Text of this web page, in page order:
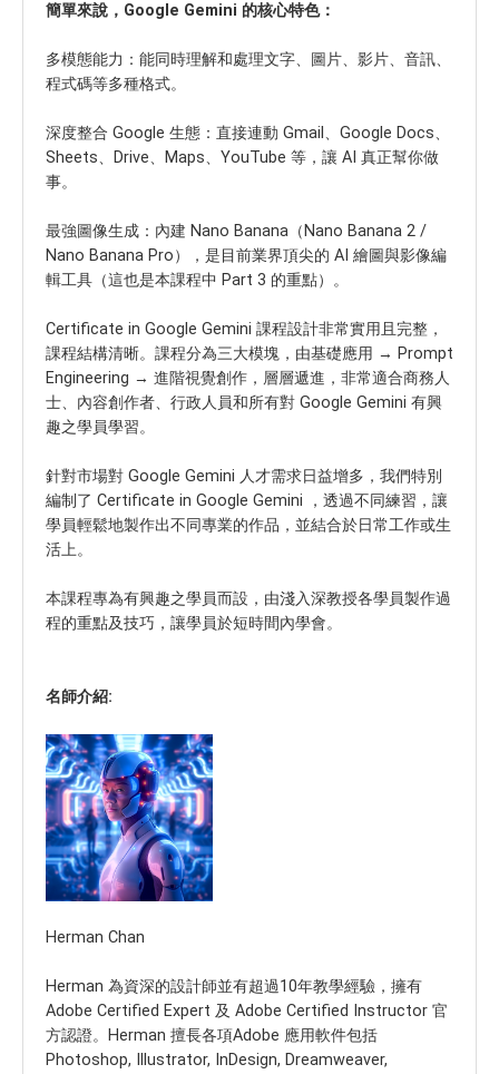
簡單來說，Google Gemini 的核心特色：
多模態能力：能同時理解和處理文字、圖片、影片、音訊、
程式碼等多種格式。
深度整合 Google 生態：直接連動 Gmail、Google Docs、
Sheets、Drive、Maps、YouTube 等，讓 AI 真正幫你做
事。
最強圖像生成：內建 Nano Banana（Nano Banana 2 /
Nano Banana Pro），是目前業界頂尖的 AI 繪圖與影像編
輯工具（這也是本課程中 Part 3 的重點）。
Certificate in Google Gemini 課程設計非常實用且完整，
課程結構清晰。課程分為三大模塊，由基礎應用 → Prompt
Engineering → 進階視覺創作，層層遞進，非常適合商務人
士、內容創作者、行政人員和所有對 Google Gemini 有興
趣之學員學習。
針對市場對 Google Gemini 人才需求日益增多，我們特別
編制了 Certificate in Google Gemini ，透過不同練習，讓
學員輕鬆地製作出不同專業的作品，並結合於日常工作或生
活上。
本課程專為有興趣之學員而設，由淺入深教授各學員製作過
程的重點及技巧，讓學員於短時間內學會。
名師介紹:
Herman Chan
Herman 為資深的設計師並有超過10年教學經驗，擁有
Adobe Certified Expert 及 Adobe Certified Instructor 官
方認證。Herman 擅長各項Adobe 應用軟件包括
Photoshop, Illustrator, InDesign, Dreamweaver,